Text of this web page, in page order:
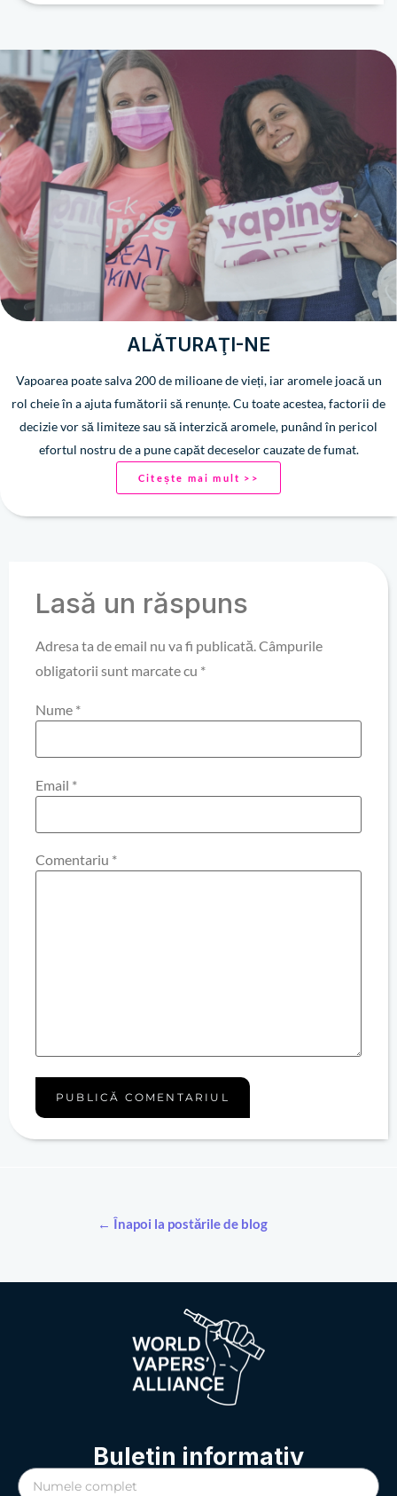
ALĂTURAŢI-NE
Vapoarea poate salva 200 de milioane de vieți, iar aromele joacă un
rol cheie în a ajuta fumătorii să renunțe. Cu toate acestea, factorii de
decizie vor să limiteze sau să interzică aromele, punând în pericol
efortul nostru de a pune capăt deceselor cauzate de fumat.
Citește mai mult >>
Lasă un răspuns
Adresa ta de email nu va fi publicată.Câmpurile
obligatorii sunt marcate cu *
Nume *
Email *
Comentariu *
← Înapoi la postările de blog
Buletin informativ